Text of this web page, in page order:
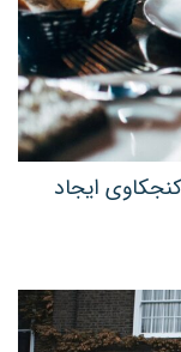
ایجاد